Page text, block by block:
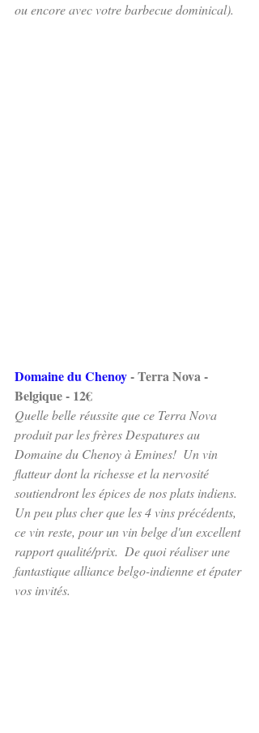
ou encore avec votre barbecue dominical).
Domaine du Chenoy - Terra Nova -
Belgique - 12€
Quelle belle réussite que ce Terra Nova
produit par les frères Despatures au
Domaine du Chenoy à Emines!  Un vin
flatteur dont la richesse et la nervosité
soutiendront les épices de nos plats indiens.
Un peu plus cher que les 4 vins précédents,
ce vin reste, pour un vin belge d'un excellent
rapport qualité/prix.  De quoi réaliser une
fantastique alliance belgo-indienne et épater
vos invités.